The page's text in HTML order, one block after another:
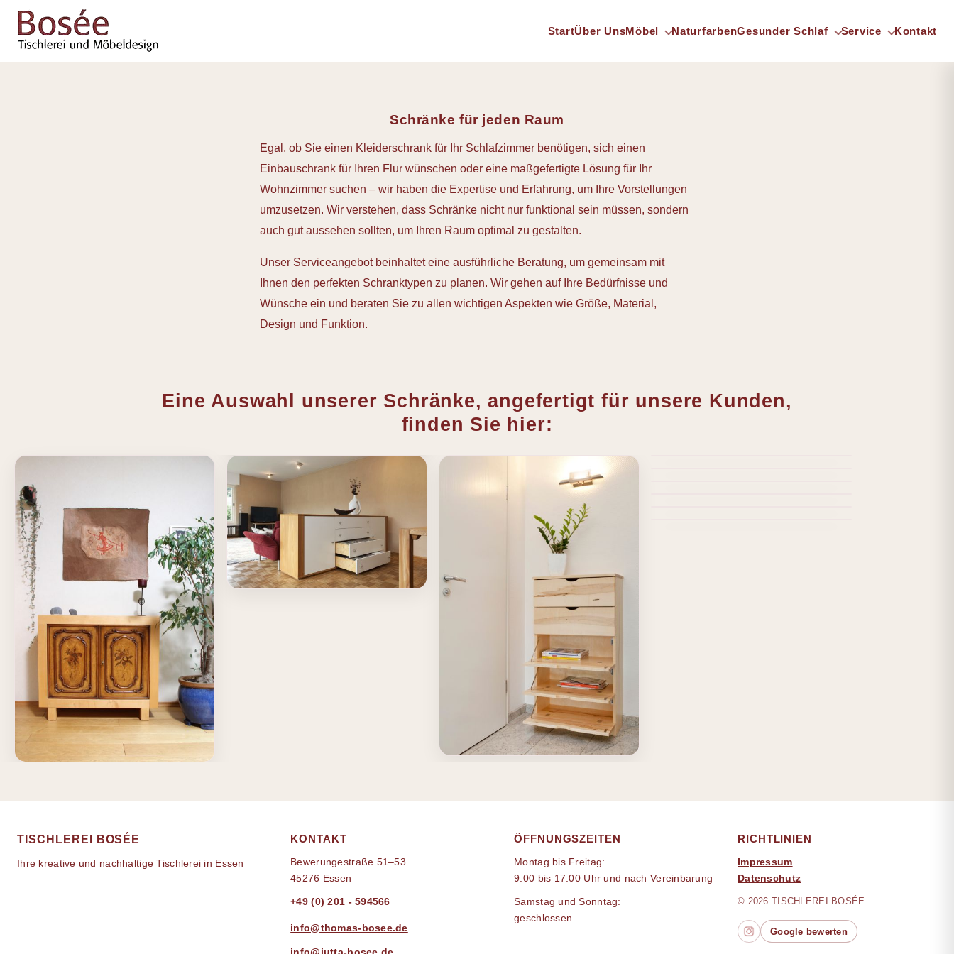
StartÜber UnsMöbel NaturfarbenGesunder Schlaf Service Kontakt
Schränke für jeden Raum
Egal, ob Sie einen Kleiderschrank für Ihr Schlafzimmer benötigen, sich einen
Einbauschrank für Ihren Flur wünschen oder eine maßgefertigte Lösung für Ihr
Wohnzimmer suchen – wir haben die Expertise und Erfahrung, um Ihre Vorstellungen
umzusetzen. Wir verstehen, dass Schränke nicht nur funktional sein müssen, sondern
auch gut aussehen sollten, um Ihren Raum optimal zu gestalten.
Unser Serviceangebot beinhaltet eine ausführliche Beratung, um gemeinsam mit
Ihnen den perfekten Schranktypen zu planen. Wir gehen auf Ihre Bedürfnisse und
Wünsche ein und beraten Sie zu allen wichtigen Aspekten wie Größe, Material,
Design und Funktion.
Eine Auswahl unserer Schränke, angefertigt für unsere Kunden,
finden Sie hier:
TISCHLEREI BOSÉE
Ihre kreative und nachhaltige Tischlerei in Essen
KONTAKT
Bewerungestraße 51–53
45276 Essen
+49 (0) 201 - 594566
info@thomas-bosee.de
ÖFFNUNGSZEITEN
Montag bis Freitag:
9:00 bis 17:00 Uhr und nach Vereinbarung
Samstag und Sonntag:
geschlossen
RICHTLINIEN
Impressum
Datenschutz
© 2026 TISCHLEREI BOSÉE
Google bewerten